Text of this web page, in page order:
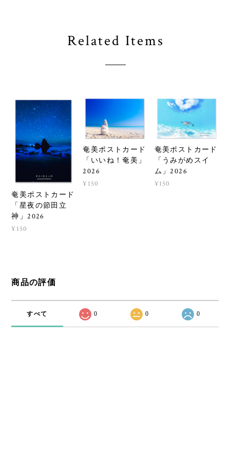
Related Items
奄美ポストカード
「星夜の節田立
神」2026
¥150
奄美ポストカード
「いいね！奄美」
2026
¥150
奄美ポストカード
「うみがめスイ
ム」2026
¥150
商品の評価
すべて 0 0 0